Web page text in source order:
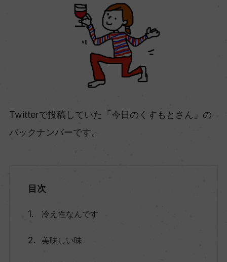
Twitterで投稿していた「今日のくすもとさん」の
バックナンバーです。
目次
冷え性なんです
美味しい味